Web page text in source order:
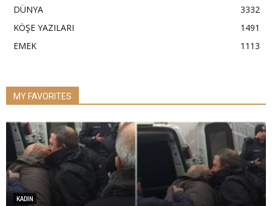
DÜNYA
3332
KÖŞE YAZILARI
1491
EMEK
1113
MY FAVORITES
KADIN